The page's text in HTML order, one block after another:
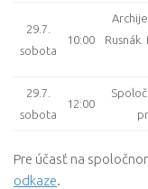
29.7.
sobota
10:00
29.7.
sobota
12:00
Pre účasť na
odkaze.